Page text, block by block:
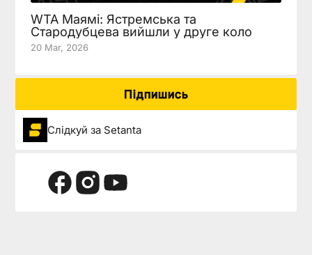
WTA Маямі: Ястремська та
Стародубцева вийшли у друге коло
20 Mar, 2026
Підпишись
Слідкуй за Setanta